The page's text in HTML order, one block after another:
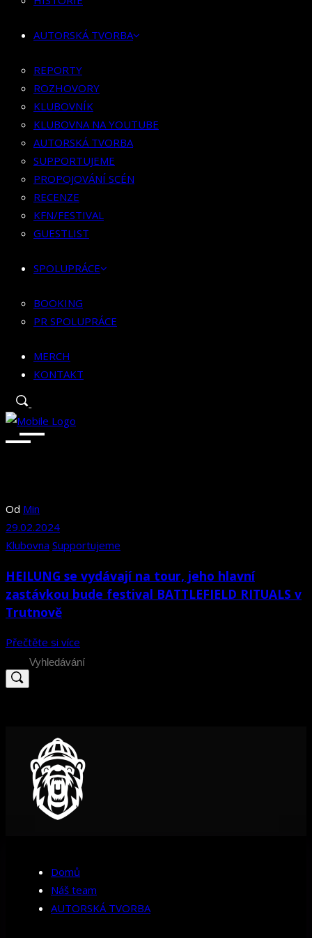
KLUBOVNA NA YOUTUBE
SUPPORTUJEME
PROPOJOVÁNÍ SCÉN
RECENZE
KFN/FESTIVAL
GUESTLIST
SPOLUPRÁCE
BOOKING
PR SPOLUPRÁCE
MERCH
AUTORSKÁ TVORBA
REPORTY
ROZHOVORY
KLUBOVNÍK
KLUBOVNA NA YOUTUBE
AUTORSKÁ TVORBA
SUPPORTUJEME
PROPOJOVÁNÍ SCÉN
RECENZE
KFN/FESTIVAL
GUESTLIST
SPOLUPRÁCE
BOOKING
PR SPOLUPRÁCE
MERCH
KONTAKT
Od Min
29.02.2024
Klubovna Supportujeme
HEILUNG se vydávají na tour, jeho hlavní
zastávkou bude festival BATTLEFIELD RITUALS v
Trutnově
Přečtěte si více
Search
for:
Domů
Náš team
AUTORSKÁ TVORBA